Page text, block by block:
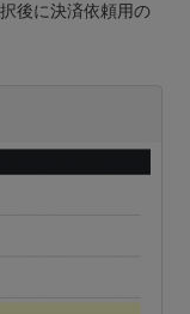
後に決済依頼用の